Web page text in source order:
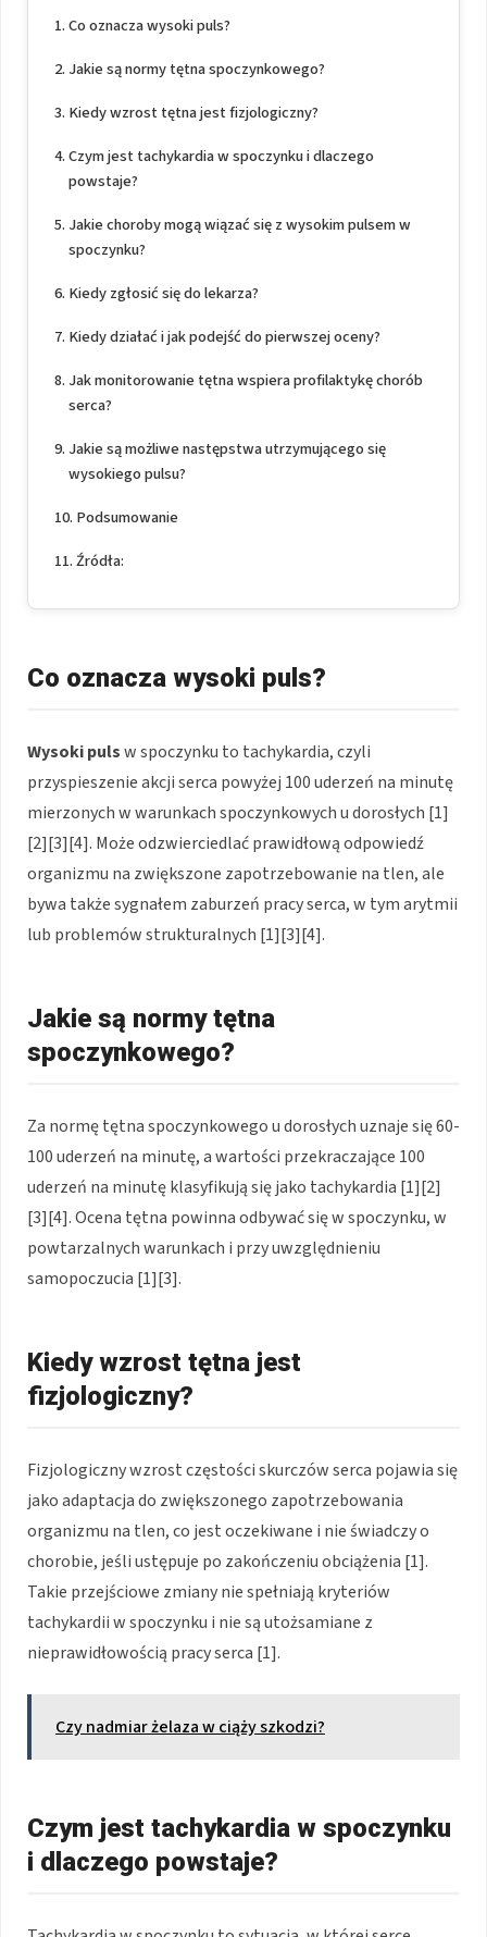
Co oznacza wysoki puls?
Jakie są normy tętna spoczynkowego?
Kiedy wzrost tętna jest fizjologiczny?
Czym jest tachykardia w spoczynku i dlaczego
powstaje?
Jakie choroby mogą wiązać się z wysokim pulsem w
spoczynku?
Kiedy zgłosić się do lekarza?
Kiedy działać i jak podejść do pierwszej oceny?
Jak monitorowanie tętna wspiera profilaktykę chorób
serca?
Jakie są możliwe następstwa utrzymującego się
wysokiego pulsu?
Podsumowanie
Źródła:
Co oznacza wysoki puls?
Wysoki pulsw spoczynku to tachykardia, czyli
przyspieszenie akcji serca powyżej 100 uderzeń na minutę
mierzonych w warunkach spoczynkowych u dorosłych [1]
[2][3][4]. Może odzwierciedlać prawidłową odpowiedź
organizmu na zwiększone zapotrzebowanie na tlen, ale
bywa także sygnałem zaburzeń pracy serca, w tym arytmii
lub problemów strukturalnych [1][3][4].
Jakie są normy tętna
spoczynkowego?
Za normę tętna spoczynkowego u dorosłych uznaje się 60-
100 uderzeń na minutę, a wartości przekraczające 100
uderzeń na minutę klasyfikują się jako tachykardia [1][2]
[3][4]. Ocena tętna powinna odbywać się w spoczynku, w
powtarzalnych warunkach i przy uwzględnieniu
samopoczucia [1][3].
Kiedy wzrost tętna jest
fizjologiczny?
Fizjologiczny wzrost częstości skurczów serca pojawia się
jako adaptacja do zwiększonego zapotrzebowania
organizmu na tlen, co jest oczekiwane i nie świadczy o
chorobie, jeśli ustępuje po zakończeniu obciążenia [1].
Takie przejściowe zmiany nie spełniają kryteriów
tachykardii w spoczynku i nie są utożsamiane z
nieprawidłowością pracy serca [1].
Czy nadmiar żelaza w ciąży szkodzi?
Czym jest tachykardia w spoczynku
i dlaczego powstaje?